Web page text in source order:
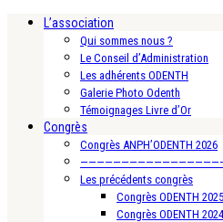
L’association
Qui sommes nous ?
Le Conseil d’Administration
Les adhérents ODENTH
Galerie Photo Odenth
Témoignages Livre d’Or
Congrès
Congrès ANPH’ODENTH 2026
Les précédents congrès
Congrès ODENTH 2025
Congrès ODENTH 2024